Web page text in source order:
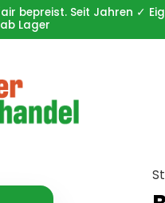
bepreist. Seit Jahren ✓
Lager